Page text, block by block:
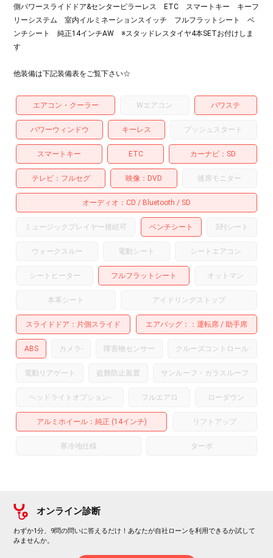
側パワースライドドア&センターピラーレス ETC スマートキー キーフ
リーシステム 室内イルミネーションスイッチ フルフラットシート ベ
ンチシート 純正14インチAW ※スタッドレスタイヤ4本SETお付けしま
す
他装備は下記装備表をご覧下さい☆
エアコン・クーラー Wエアコン パワステ
パワーウィンドウ キーレス プッシュスタート
スマートキー ETC カーナビ SD
テレビ フルセグ 映像 DVD 後席モニター
オーディオ CD Bluetooth SD
ミュージックプレイヤー接続可 ベンチシート 3列シート
ウォークスルー 電動シート シートエアコン
シートヒーター フルフラットシート オットマン
本革シート アイドリングストップ
スライドドア 片側スライド エアバッグ： 運転席 助手席
ABS カメラ- 障害物センサー クルーズコントロール
電動リアゲート 盗難防止装置 サンルーフ・ガラスルーフ
ヘッドライトオプション- フルエアロ ローダウン
アルミホイール：純正 (14インチ) リフトアップ
寒冷地仕様 ターボ
オンライン診断
わずか1分、9問の問いに答えるだけ！あなたが自社ローンを利用できるか試して
みませんか。